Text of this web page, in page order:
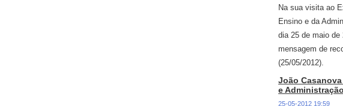
Na sua visita ao
Ensino e da
dia 25 de maio de
mensagem de
(25/05/2012).
João
e
25-05-2012 19:59